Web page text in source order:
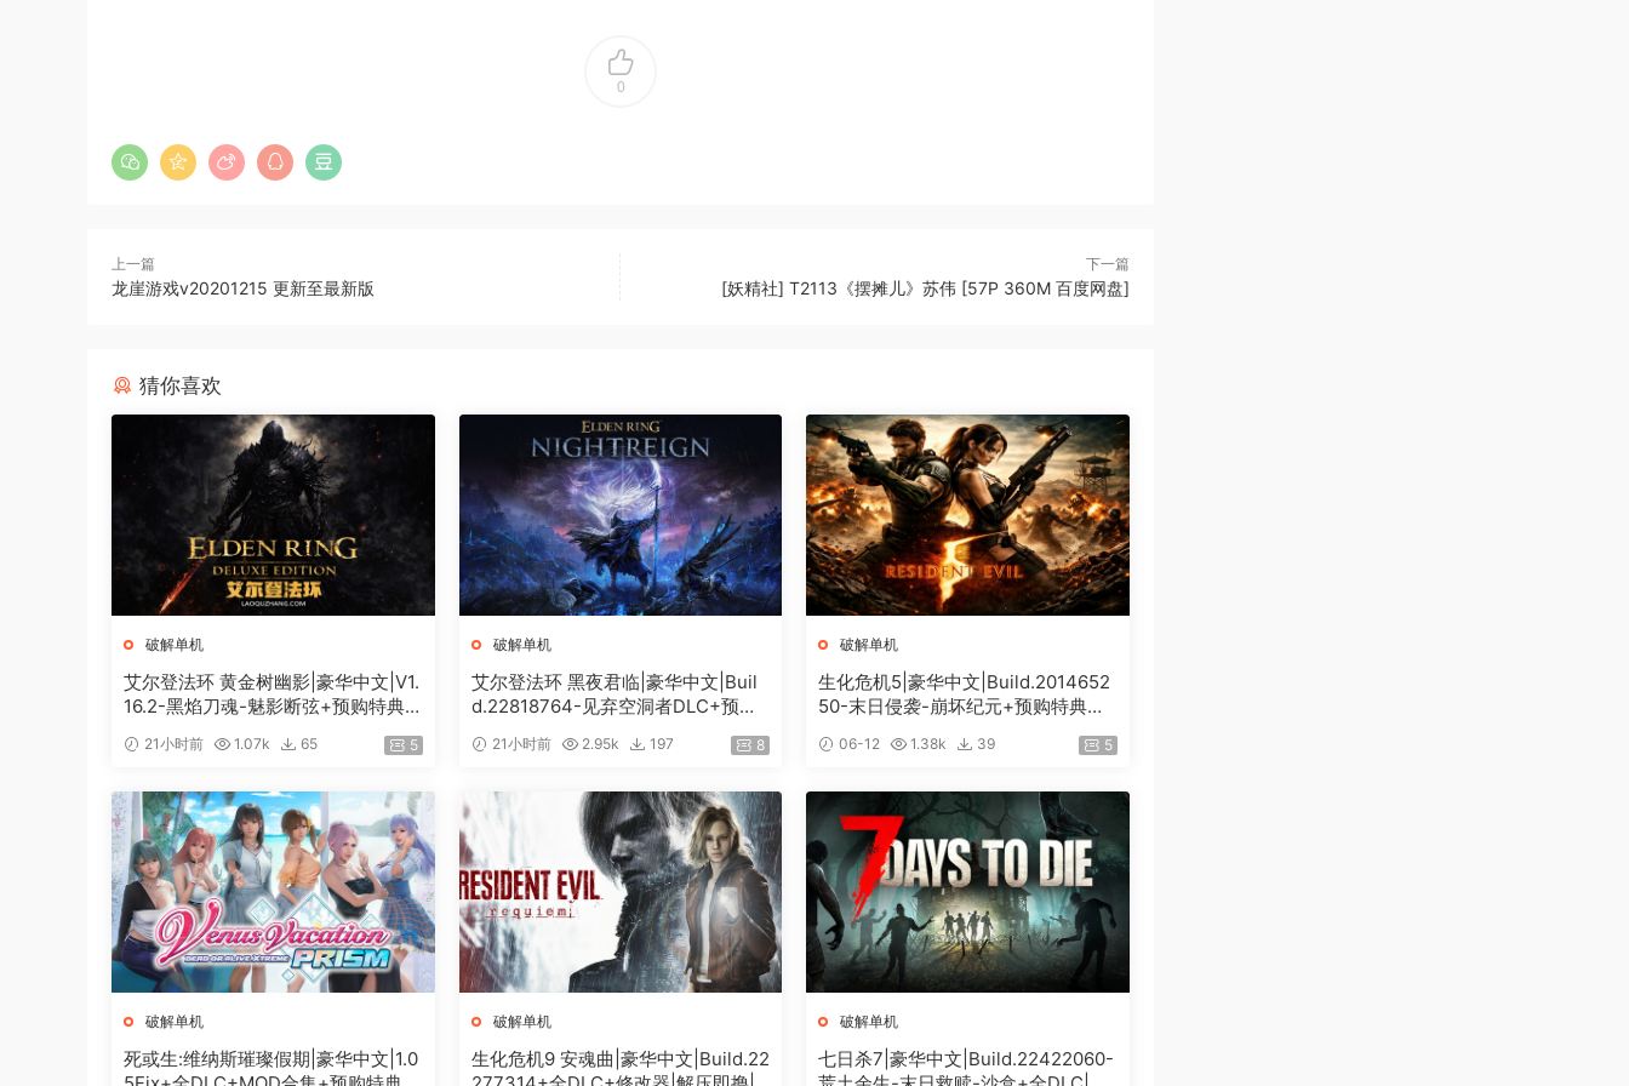
0
上一篇
龙崖游戏v20201215 更新至最新版
下一篇
[妖精社] T2113《摆摊儿》苏伟 [57P 360M 百度网盘]
猜你喜欢
破解单机
艾尔登法环 黄金树幽影|豪华中文|V1.
16.2-黑焰刀魂-魅影断弦+预购特典
21小时前 1.07k 65 5
破解单机
艾尔登法环 黑夜君临|豪华中文|Buil
d.22818764-见弃空洞者DLC+预购
21小时前 2.95k 197 8
破解单机
生化危机5|豪华中文|Build.2014652
50-末日侵袭-崩坏纪元+预购特典
06-12 1.38k 39 5
破解单机
死或生:维纳斯璀璨假期|豪华中文|1.0
破解单机
生化危机9 安魂曲|豪华中文|Build.22
破解单机
七日杀7|豪华中文|Build.22422060-